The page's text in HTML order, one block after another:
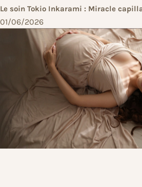
Le soin Tokio Inkarami : Miracle
01/06/2026